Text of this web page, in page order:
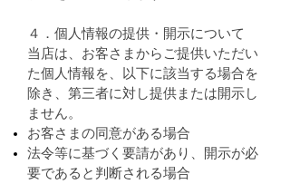
４．個人情報の提供・開示について
当店は、お客さまからご提供いただい
た個人情報を、以下に該当する場合を
除き、第三者に対し提供または開示し
ません。
お客さまの同意がある場合
法令等に基づく要請があり、開示が必
要であると判断される場合